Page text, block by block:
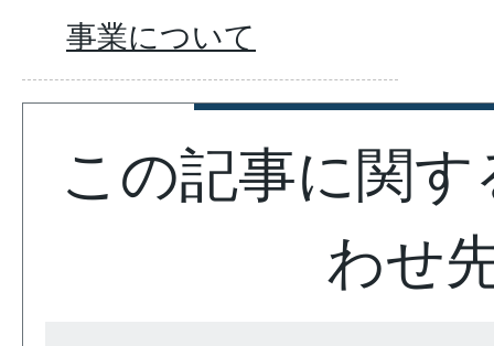
事業について
この記事に関
わせ